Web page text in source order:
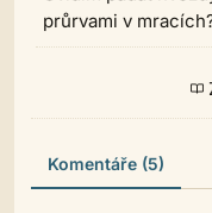
průrvami v
Komentáře (5)